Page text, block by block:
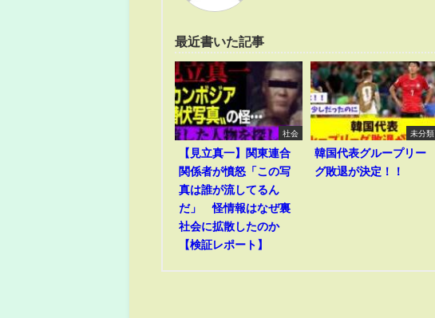
最近書いた記事
社会
【見立真一】関東連合
関係者が憤怒「この写
真は誰が流してるん
だ」 怪情報はなぜ裏
社会に拡散したのか
【検証レポート】
未分類
韓国代表グループリー
グ敗退が決定！！